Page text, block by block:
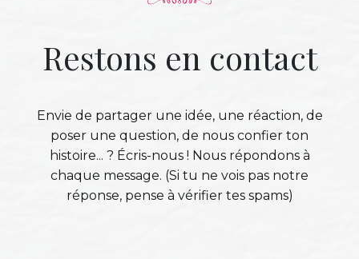
Restons en contact
Envie de partager une idée, une réaction, de
poser une question, de nous confier ton
histoire... ? Écris-nous ! Nous répondons à
chaque message. (Si tu ne vois pas notre
réponse, pense à vérifier tes spams)